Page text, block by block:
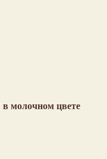
молочном цвете